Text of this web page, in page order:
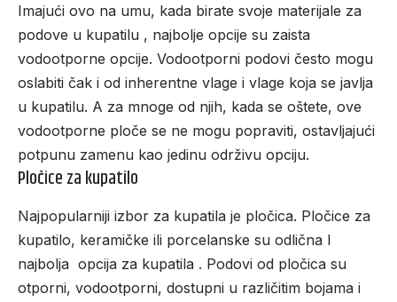
Imajući ovo na umu, kada birate svoje materijale za
podove u kupatilu , najbolje opcije su zaista
vodootporne opcije. Vodootporni podovi često mogu
oslabiti čak i od inherentne vlage i vlage koja se javlja
u kupatilu. A za mnoge od njih, kada se oštete, ove
vodootporne ploče se ne mogu popraviti, ostavljajući
potpunu zamenu kao jedinu održivu opciju.
Pločice za kupatilo
Najpopularniji izbor za kupatila je pločica. Pločice za
kupatilo, keramičke ili porcelanske su odlična I
najbolja opcija za kupatila . Podovi od pločica su
otporni, vodootporni, dostupni u različitim bojama i